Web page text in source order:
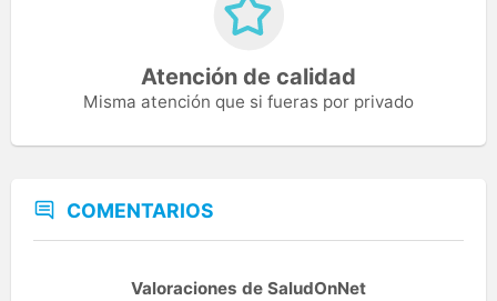
Atención de calidad
Misma atención que si fueras por privado
COMENTARIOS
Valoraciones de SaludOnNet